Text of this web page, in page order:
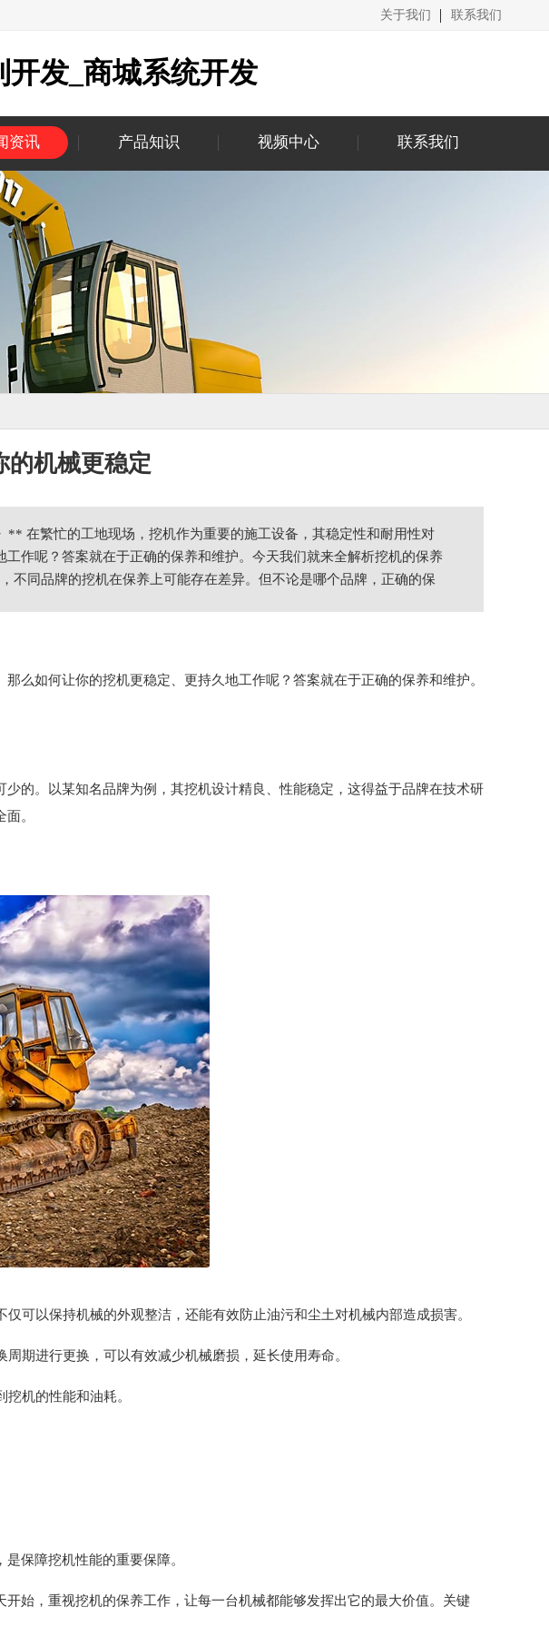
关于我们 联系我们
开发_商城系统开发
资讯 产品知识 视频中心 联系我们
的机械更稳定
在繁忙的工地现场，挖机作为重要的施工设备，其稳定性和耐用性对
作呢？答案就在于正确的保养和维护。今天我们就来全解析挖机的保养
不同品牌的挖机在保养上可能存在差异。但不论是哪个品牌，正确的保
么如何让你的挖机更稳定、更持久地工作呢？答案就在于正确的保养和维护。
的。以某知名品牌为例，其挖机设计精良、性能稳定，这得益于品牌在技术研
。
可以保持机械的外观整洁，还能有效防止油污和尘土对机械内部造成损害。
期进行更换，可以有效减少机械磨损，延长使用寿命。
机的性能和油耗。
保障挖机性能的重要保障。
始，重视挖机的保养工作，让每一台机械都能够发挥出它的最大价值。关键